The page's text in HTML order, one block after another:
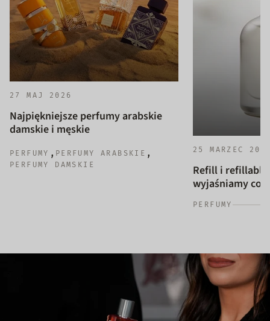
27 MAJ 2026
Najpiękniejsze perfumy arabskie
damskie i męskie
PERFUMY , PERFUMY ARABSKIE ,
PERFUMY DAMSKIE
25 MARZEC
Refill i refillable
wyjaśniamy co
PERFUMY